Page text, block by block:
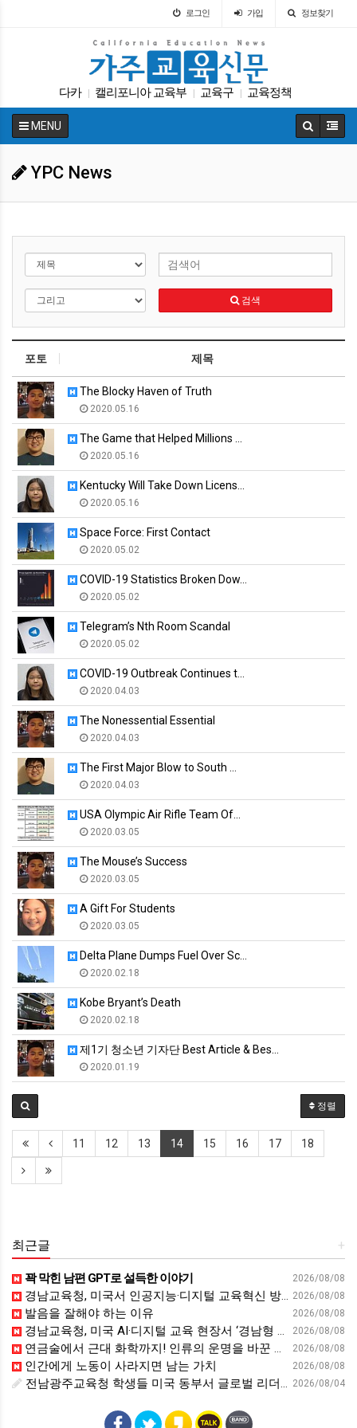
로그인 가입 정보찾기
다카 캘리포니아 교육부 교육구 교육정책
| 바이든 ACT 에세이 SAT 가주교육신문
MENU
YPC News
검색
포토 제목
The Blocky Haven of Truth
2020.05.16
The Game that Helped Millions …
2020.05.16
Kentucky Will Take Down Licens…
2020.05.16
Space Force: First Contact
2020.05.02
COVID-19 Statistics Broken Dow…
2020.05.02
Telegram’s Nth Room Scandal
2020.05.02
COVID-19 Outbreak Continues t…
2020.04.03
The Nonessential Essential
2020.04.03
The First Major Blow to South …
2020.04.03
USA Olympic Air Rifle Team Of…
2020.03.05
The Mouse’s Success
2020.03.05
A Gift For Students
2020.03.05
Delta Plane Dumps Fuel Over Sc…
2020.02.18
Kobe Bryant’s Death
2020.02.18
제1기 청소년 기자단 Best Article & Bes…
2020.01.19
정렬
11 12 13 14 15 16 17 18
+
최근글
2026/08/08
꽉 막힌 남편 GPT로 설득한 이야기
2026/08/08
경남교육청, 미국서 인공지능·디지털 교육혁신 방안 모색 - 웹이코노미
2026/08/08
발음을 잘해야 하는 이유
2026/08/08
경남교육청, 미국 AI·디지털 교육 현장서 ‘경남형 해법’ 찾는다 - 뉴스프리존
2026/08/08
연금술에서 근대 화학까지! 인류의 운명을 바꾼 위대한 발견 : 생각하는 청소년을 위한 과학 시리즈 2부(feat.박문호 박사)
2026/08/08
인간에게 노동이 사라지면 남는 가치
2026/08/04
전남광주교육청 학생들 미국 동부서 글로벌 리더십 체험 - 전남인터넷신문